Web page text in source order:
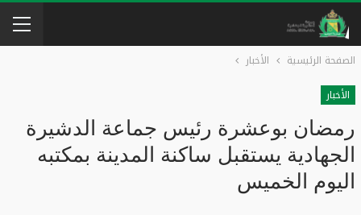
الصفحة الرئيسية
الأخبار
الأخبار
رمضان بوعشرة رئيس جماعة الدشيرة
الجهادية يستقبل ساكنة المدينة بمكتبه
اليوم الخميس